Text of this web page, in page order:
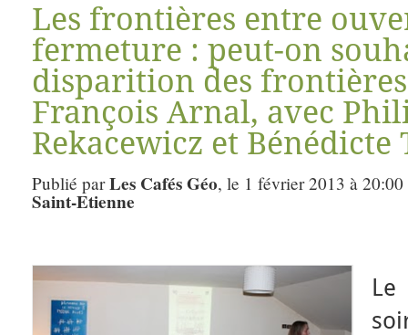
Les frontières entre
fermeture : peut-on
disparition des
François Arnal, avec
Rekacewicz et Bénédicte
Publié parLes Cafés Géo, le 1 février 2013 à
Saint-Etienne